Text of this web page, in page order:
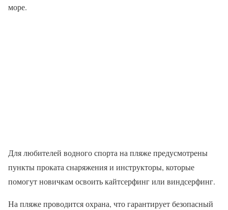
море.
Для любителей водного спорта на пляже предусмотрены
пункты проката снаряжения и инструкторы, которые
помогут новичкам освоить кайтсерфинг или виндсерфинг.
На пляже проводится охрана, что гарантирует безопасный